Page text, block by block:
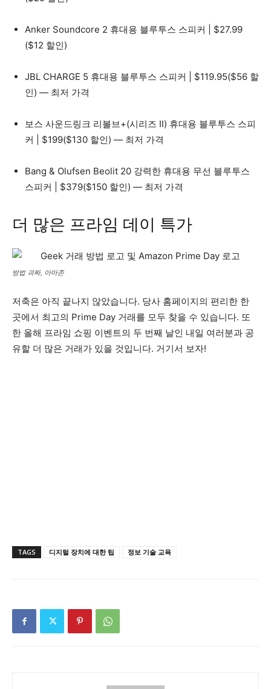
Anker Soundcore 2 휴대용 블루투스 스피커 | $27.99
($12 할인)
JBL CHARGE 5 휴대용 블루투스 스피커 | $119.95($56 할
인) — 최저 가격
보스 사운드링크 리볼브+(시리즈 II) 휴대용 블루투스 스피
커 | $199($130 할인) — 최저 가격
Bang & Olufsen Beolit ​​20 강력한 휴대용 무선 블루투스
스피커 | $379($150 할인) — 최저 가격
더 많은 프라임 데이 특가
방법 괴짜, 아마존
저축은 아직 끝나지 않았습니다. 당사 홈페이지의 편리한 한
곳에서 최고의 Prime Day 거래를 모두 찾을 수 있습니다. 또
한 올해 프라임 쇼핑 이벤트의 두 번째 날인 내일 여러분과 공
유할 더 많은 거래가 있을 것입니다. 거기서 보자!
TAGS 디지털 장치에 대한 팁 정보 기술 교육